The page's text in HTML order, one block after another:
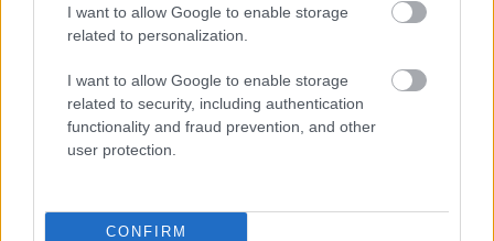
I want to allow Google to enable storage
related to personalization.
I want to allow Google to enable storage
related to security, including authentication
functionality and fraud prevention, and other
user protection.
CONFIRM